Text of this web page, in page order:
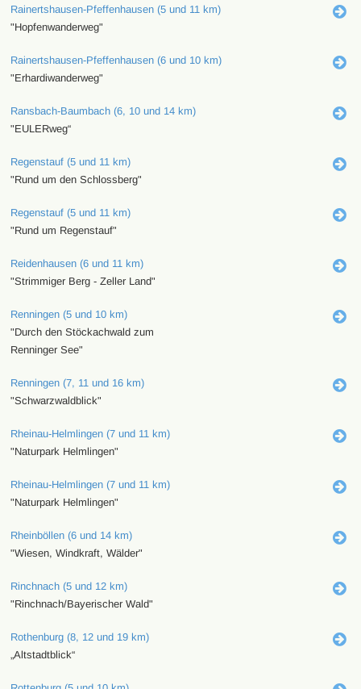
Rainertshausen-Pfeffenhausen (5 und 11 km)
"Hopfenwanderweg"
Rainertshausen-Pfeffenhausen (6 und 10 km)
"Erhardiwanderweg"
Ransbach-Baumbach (6, 10 und 14 km)
"EULERweg“
Regenstauf (5 und 11 km)
"Rund um den Schlossberg"
Regenstauf (5 und 11 km)
"Rund um Regenstauf"
Reidenhausen (6 und 11 km)
"Strimmiger Berg - Zeller Land"
Renningen (5 und 10 km)
"Durch den Stöckachwald zum
Renninger See"
Renningen (7, 11 und 16 km)
"Schwarzwaldblick"
Rheinau-Helmlingen (7 und 11 km)
"Naturpark Helmlingen"
Rheinau-Helmlingen (7 und 11 km)
"Naturpark Helmlingen"
Rheinböllen (6 und 14 km)
"Wiesen, Windkraft, Wälder"
Rinchnach (5 und 12 km)
"Rinchnach/Bayerischer Wald"
Rothenburg (8, 12 und 19 km)
„Altstadtblick“